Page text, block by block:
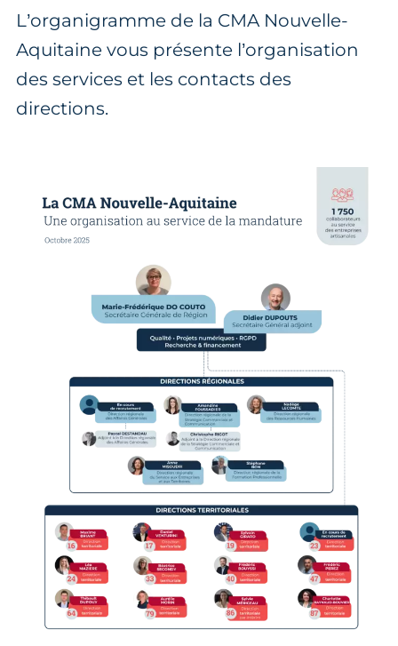
L’organigramme de la CMA Nouvelle-
Aquitaine vous présente l’organisation
des services et les contacts des
directions.